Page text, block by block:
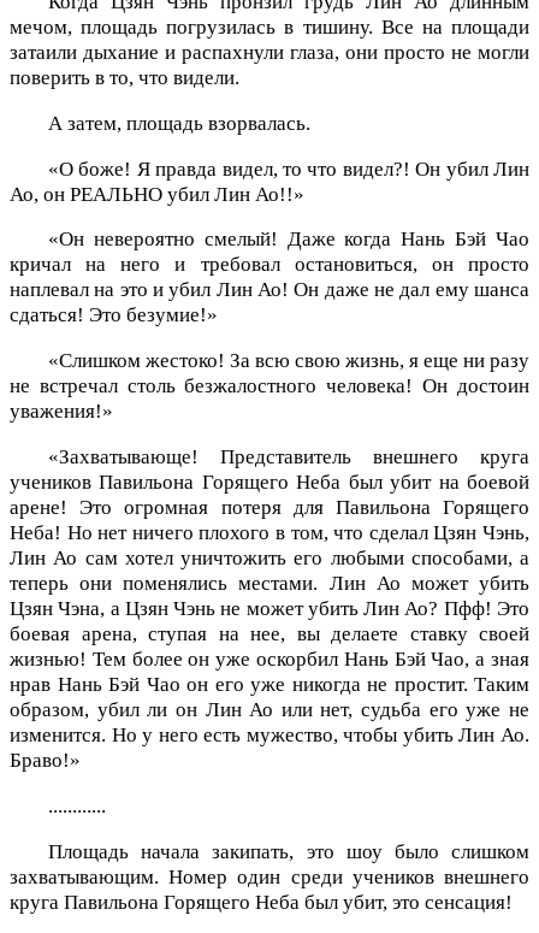
мечом, площадь погрузилась в тишину. Все на площади
затаили дыхание и распахнули глаза, они просто не могли
поверить в то, что видели.
А затем, площадь взорвалась.
«О боже! Я правда видел, то что видел?! Он убил Лин
Ао, он РЕАЛЬНО убил Лин Ао!!»
«Он невероятно смелый! Даже когда Нань Бэй Чао
кричал на него и требовал остановиться, он просто
наплевал на это и убил Лин Ао! Он даже не дал ему шанса
сдаться! Это безумие!»
«Слишком жестоко! За всю свою жизнь, я еще ни разу
не встречал столь безжалостного человека! Он достоин
уважения!»
«Захватывающе! Представитель внешнего круга
учеников Павильона Горящего Неба был убит на боевой
арене! Это огромная потеря для Павильона Горящего
Неба! Но нет ничего плохого в том, что сделал Цзян Чэнь,
Лин Ао сам хотел уничтожить его любыми способами, а
теперь они поменялись местами. Лин Ао может убить
Цзян Чэна, а Цзян Чэнь не может убить Лин Ао? Пфф! Это
боевая арена, ступая на нее, вы делаете ставку своей
жизнью! Тем более он уже оскорбил Нань Бэй Чао, а зная
нрав Нань Бэй Чао он его уже никогда не простит. Таким
образом, убил ли он Лин Ао или нет, судьба его уже не
изменится. Но у него есть мужество, чтобы убить Лин Ао.
Браво!»
............
Площадь начала закипать, это шоу было слишком
захватывающим. Номер один среди учеников внешнего
круга Павильона Горящего Неба был убит, это сенсация!